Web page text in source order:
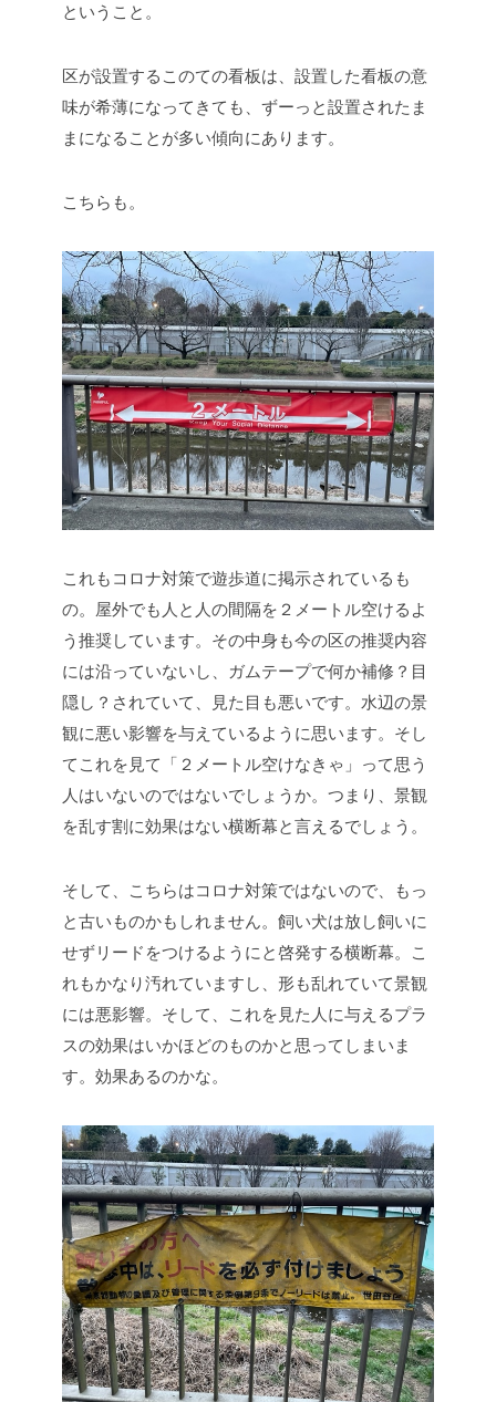
ということ。
区が設置するこのての看板は、設置した看板の意
味が希薄になってきても、ずーっと設置されたま
まになることが多い傾向にあります。
こちらも。
これもコロナ対策で遊歩道に掲示されているも
の。屋外でも人と人の間隔を２メートル空けるよ
う推奨しています。その中身も今の区の推奨内容
には沿っていないし、ガムテープで何か補修？目
隠し？されていて、見た目も悪いです。水辺の景
観に悪い影響を与えているように思います。そし
てこれを見て「２メートル空けなきゃ」って思う
人はいないのではないでしょうか。つまり、景観
を乱す割に効果はない横断幕と言えるでしょう。
そして、こちらはコロナ対策ではないので、もっ
と古いものかもしれません。飼い犬は放し飼いに
せずリードをつけるようにと啓発する横断幕。こ
れもかなり汚れていますし、形も乱れていて景観
には悪影響。そして、これを見た人に与えるプラ
スの効果はいかほどのものかと思ってしまいま
す。効果あるのかな。